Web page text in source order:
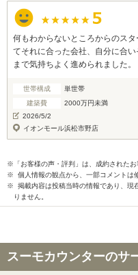
何もわからないところからのス
てそれに合った会社、自分に合
まで気持ちよく進められました。
世帯構成
単世帯
建築費
2000万円未満
2026/5/2
イオンモール浜松市野店
※「お客様の声・評判」は、成約されたお
※ 個人情報の観点から、一部コメントは
※ 掲載内容は投稿当時の情報であり、現
りません。
スーモカウンターのサ